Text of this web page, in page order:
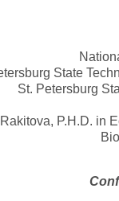
State
St. Petersburg
P.H.D. in